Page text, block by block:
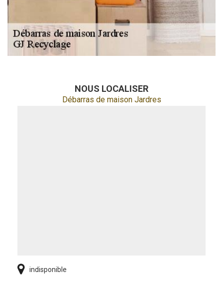
NOUS LOCALISER
Débarras de maison Jardres
indisponible